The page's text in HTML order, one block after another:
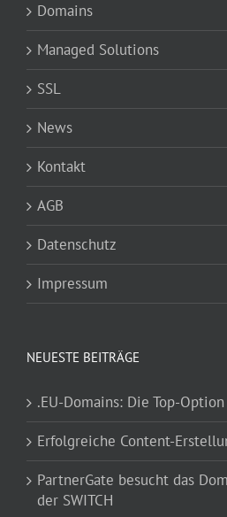
Domains
Managed Solutions
SSL
News
Kontakt
AGB
Datenschutz
Impressum
NEUESTE BEITRÄGE
.EU-Domains: Die Top-
Erfolgreiche Content-
PartnerGate besucht das
der SWITCH